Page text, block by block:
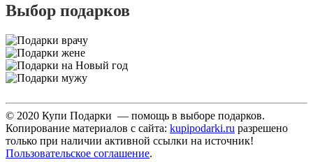
Выбор подарков
© 2020 Купи Подарки — помощь в выборе подарков.
Копирование материалов с сайта: kupipodarki.ru разрешено
только при наличии активной ссылки на источник!
Пользовательское соглашение.